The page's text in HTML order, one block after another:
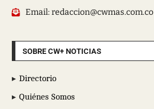
Email: redaccion@cwmas.com.co
SOBRE CW+ NOTICIAS
Directorio
Quiénes Somos